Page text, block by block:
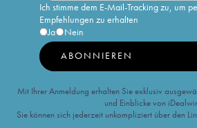
Ich stimme dem E-Mail-Tracking zu, um
Empfehlungen zu erhalten
Ja
Nein
ABONNIEREN
Mit Ihrer Anmeldung erhalten Sie exklusiv
und Einblicke von
Sie können sich jederzeit unkompliziert über den